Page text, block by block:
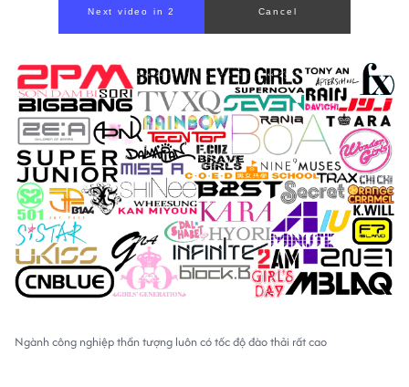
Ngành công nghiệp thần tượng luôn có tốc độ đào thải rất cao